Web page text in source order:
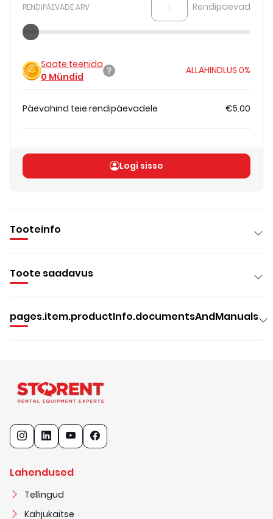
RENDIPÄEVADE ARV Rendipäevad
Saate teenida
0 Mündid
ALLAHINDLUS 0%
Päevahind teie rendipäevadele €5.00
Logi sisse
Tooteinfo
Toote saadavus
pages.item.productInfo.documentsAndManuals
Lahendused
Tellingud
Kahjukaitse